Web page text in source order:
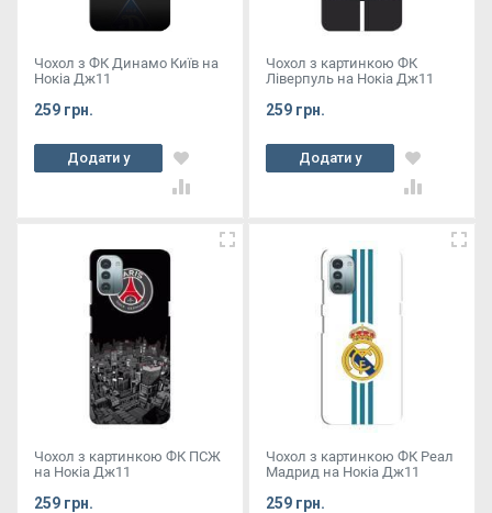
Чохол з ФК Динамо Київ на
Нокіа Дж11
259 грн.
Додати у
кошик
Чохол з картинкою ФК
Ліверпуль на Нокіа Дж11
259 грн.
Додати у
кошик
Чохол з картинкою ФК ПСЖ
на Нокіа Дж11
259 грн.
Чохол з картинкою ФК Реал
Мадрид на Нокіа Дж11
259 грн.